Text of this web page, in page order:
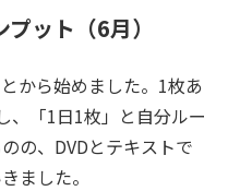
ット（6月）
から始めました。1枚あ
、「1日1枚」と自分ルー
の、DVDとテキストで
ました。